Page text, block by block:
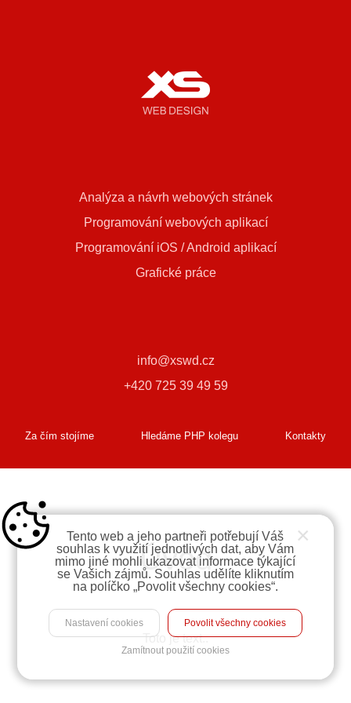
Analýza a návrh webových stránek
Programování webových aplikací
Programování iOS / Android aplikací
Grafické práce
info@xswd.cz
+420 725 39 49 59
Za čím stojíme Hledáme PHP kolegu Kontakty
Úvod
Toto je text..
Tento web a jeho partneři potřebují Váš
souhlas k využití jednotlivých dat, aby Vám
mimo jiné mohli ukazovat informace týkající
se Vašich zájmů. Souhlas udělíte kliknutím
na políčko „Povolit všechny cookies“.
Nastavení cookies Povolit všechny cookies
Zamítnout použití cookies
×